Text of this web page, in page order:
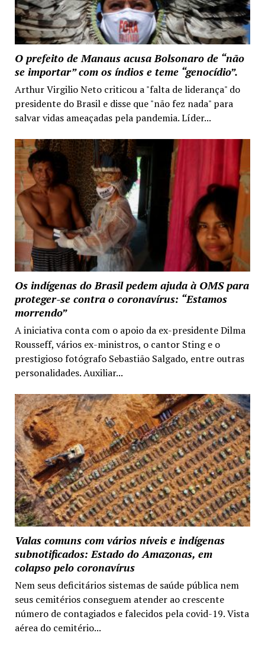
O prefeito de Manaus acusa Bolsonaro de “não
se importar” com os índios e teme “genocídio”.
Arthur Virgilio Neto criticou a "falta de liderança" do
presidente do Brasil e disse que "não fez nada" para
salvar vidas ameaçadas pela pandemia. Líder...
Os indígenas do Brasil pedem ajuda à OMS para
proteger-se contra o coronavírus: “Estamos
morrendo”
A iniciativa conta com o apoio da ex-presidente Dilma
Rousseff, vários ex-ministros, o cantor Sting e o
prestigioso fotógrafo Sebastião Salgado, entre outras
personalidades. Auxiliar...
Valas comuns com vários níveis e indígenas
subnotificados: Estado do Amazonas, em
colapso pelo coronavírus
Nem seus deficitários sistemas de saúde pública nem
seus cemitérios conseguem atender ao crescente
número de contagiados e falecidos pela covid-19. Vista
aérea do cemitério...